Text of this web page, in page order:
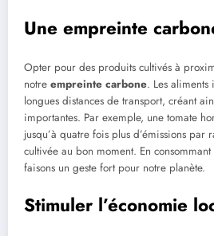
Une empreinte
Opter pour des produits cultivés à
notre empreinte carbone. Les aliments
longues distances de transport, créant
importantes. Par exemple, une tomate
jusqu’à quatre fois plus d’émissions par
cultivée au bon moment. En
faisons un geste fort pour notre planète.
Stimuler l’économie